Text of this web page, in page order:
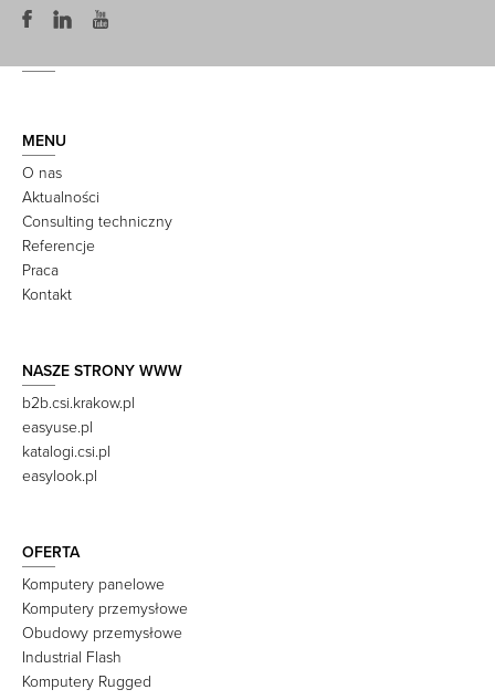
MENU
O nas
Aktualności
Consulting techniczny
Referencje
Praca
Kontakt
NASZE STRONY WWW
b2b.csi.krakow.pl
easyuse.pl
katalogi.csi.pl
easylook.pl
OFERTA
Komputery panelowe
Komputery przemysłowe
Obudowy przemysłowe
Industrial Flash
Komputery Rugged